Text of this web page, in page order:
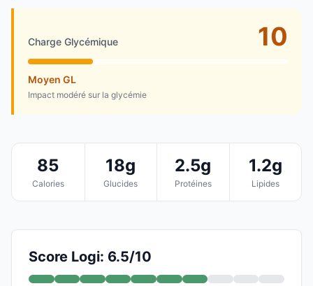
Charge Glycémique 10
Moyen GL
Impact modéré sur la glycémie
85
Calories
18g
Glucides
2.5g
Protéines
1.2g
Lipides
Score Logi: 6.5/10